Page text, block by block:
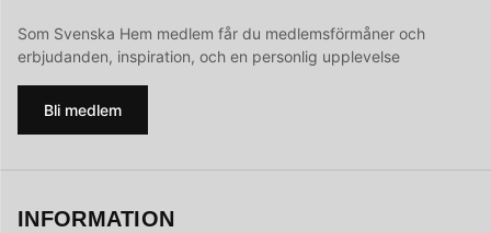
Som Svenska Hem medlem får du medlemsförmåner och
erbjudanden, inspiration, och en personlig upplevelse
Bli medlem
INFORMATION